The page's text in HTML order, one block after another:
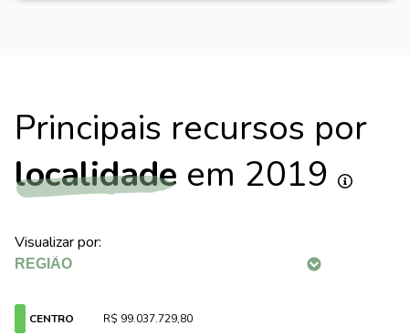
Principais recursos por
localidade em 2019
Visualizar por:
CENTRO R$ 99.037.729,80